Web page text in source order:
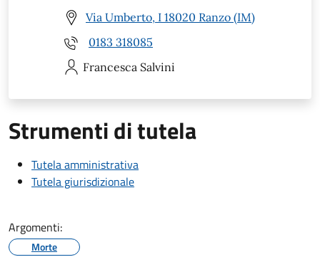
Via Umberto, I 18020 Ranzo (IM)
0183 318085
Francesca Salvini
Strumenti di tutela
Tutela amministrativa
Tutela giurisdizionale
Argomenti:
Morte